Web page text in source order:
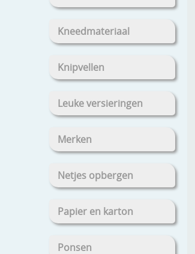
Kneedmateriaal
Knipvellen
Leuke versieringen
Merken
Netjes opbergen
Papier en karton
Ponsen